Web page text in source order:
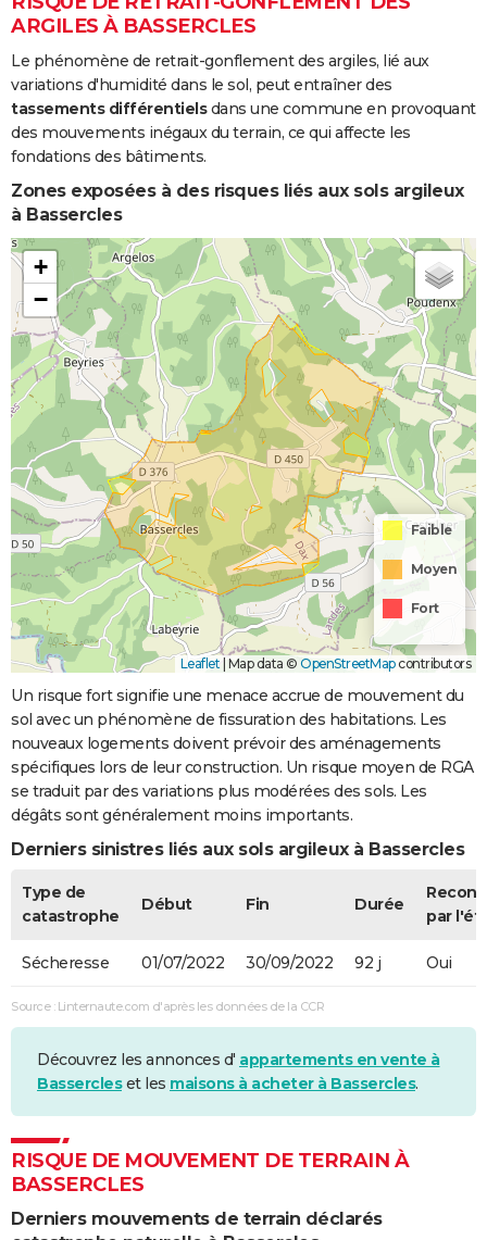
ARGILES À BASSERCLES
Le phénomène de retrait-gonflement des argiles, lié aux
variations d'humidité dans le sol, peut entraîner des
tassements différentielsdans une commune en provoquant
des mouvements inégaux du terrain, ce qui affecte les
fondations des bâtiments.
Zones exposées à des risques liés aux sols argileux
à Bassercles
+
−
Faible
Moyen
Fort
Leaflet | Map data © OpenStreetMapcontributors
Un risque fort signifie une menace accrue de mouvement du
sol avec un phénomène de fissuration des habitations. Les
nouveaux logements doivent prévoir des aménagements
spécifiques lors de leur construction. Un risque moyen de RGA
se traduit par des variations plus modérées des sols. Les
dégâts sont généralement moins importants.
Derniers sinistres liés aux sols argileux à Bassercles
Type de
catastrophe
Début Fin Durée
par
Sécheresse 01/07/2022 30/09/2022 92 j Oui
Source : Linternaute.com d'après les données de la CCR
Découvrez les annonces d' appartements en vente à
Bassercleset les maisons à acheter à Bassercles.
RISQUE DE MOUVEMENT DE TERRAIN À
BASSERCLES
Derniers mouvements de terrain déclarés